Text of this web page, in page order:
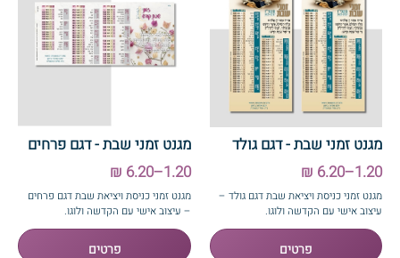
מגנט זמני שבת - דגם גולד
1.20–6.20 ₪
מגנט זמני כניסת ויציאת שבת דגם גולד –
עיצוב אישי עם הקדשה ולוגו.
מגנט זמני שבת - דגם פרחים
1.20–6.20 ₪
מגנט זמני כניסת ויציאת שבת דגם פרחים
– עיצוב אישי עם הקדשה ולוגו.